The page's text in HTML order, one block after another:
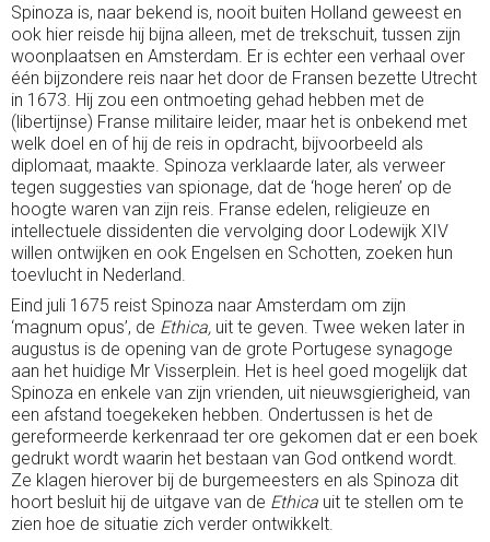
Spinoza is, naar bekend is, nooit buiten Holland geweest en
ook hier reisde hij bijna alleen, met de trekschuit, tussen zijn
woonplaatsen en Amsterdam. Er is echter een verhaal over
één bijzondere reis naar het door de Fransen bezette Utrecht
in 1673. Hij zou een ontmoeting gehad hebben met de
(libertijnse) Franse militaire leider, maar het is onbekend met
welk doel en of hij de reis in opdracht, bijvoorbeeld als
diplomaat, maakte. Spinoza verklaarde later, als verweer
tegen suggesties van spionage, dat de ‘hoge heren’ op de
hoogte waren van zijn reis. Franse edelen, religieuze en
intellectuele dissidenten die vervolging door Lodewijk XIV
willen ontwijken en ook Engelsen en Schotten, zoeken hun
toevlucht in Nederland.
Eind juli 1675 reist Spinoza naar Amsterdam om zijn
‘magnum opus’, de Ethica, uit te geven. Twee weken later in
augustus is de opening van de grote Portugese synagoge
aan het huidige Mr Visserplein. Het is heel goed mogelijk dat
Spinoza en enkele van zijn vrienden, uit nieuwsgierigheid, van
een afstand toegekeken hebben. Ondertussen is het de
gereformeerde kerkenraad ter ore gekomen dat er een boek
gedrukt wordt waarin het bestaan van God ontkend wordt.
Ze klagen hierover bij de burgemeesters en als Spinoza dit
hoort besluit hij de uitgave van de Ethica uit te stellen om te
zien hoe de situatie zich verder ontwikkelt.